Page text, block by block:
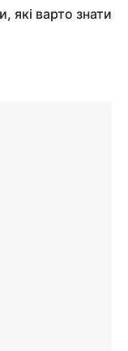
які варто знати